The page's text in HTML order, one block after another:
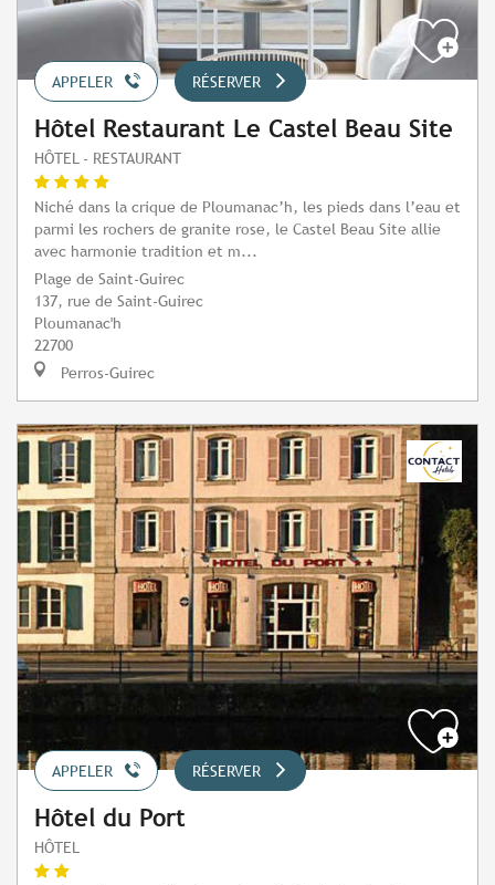
APPELER RÉSERVER
Hôtel Restaurant Le Castel Beau Site
HÔTEL - RESTAURANT
Niché dans la crique de Ploumanac’h, les pieds dans l’eau et
parmi les rochers de granite rose, le Castel Beau Site allie
avec harmonie tradition et m...
Plage de Saint-Guirec
137, rue de Saint-Guirec
Ploumanac'h
22700
Perros-Guirec
APPELER RÉSERVER
Hôtel du Port
HÔTEL